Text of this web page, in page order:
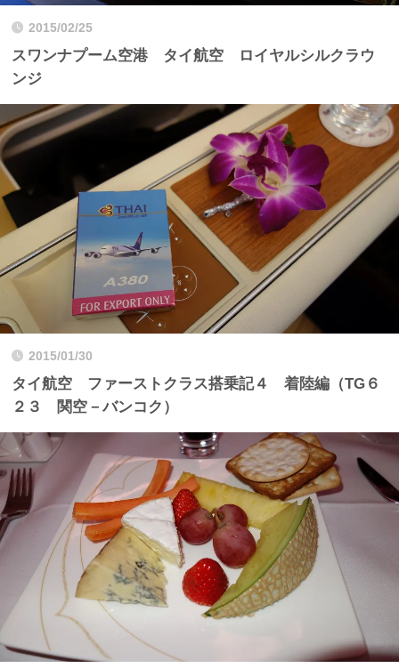
2015/02/25
スワンナプーム空港 タイ航空 ロイヤルシルクラウ
ンジ
2015/01/30
タイ航空 ファーストクラス搭乗記４ 着陸編（TG６
２３ 関空－バンコク）